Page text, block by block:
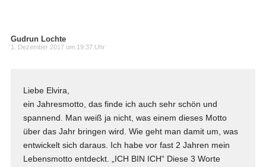
Gudrun Lochte
1. Dezember 2017 um 19:37 Uhr
Liebe Elvira,
ein Jahresmotto, das finde ich auch sehr schön und
spannend. Man weiß ja nicht, was einem dieses Motto
über das Jahr bringen wird. Wie geht man damit um, was
entwickelt sich daraus. Ich habe vor fast 2 Jahren mein
Lebensmotto entdeckt. „ICH BIN ICH“ Diese 3 Worte